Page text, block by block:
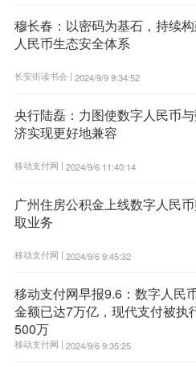
穆长春：以密码为基石，持续
人民币生态安全体系
长安街读书会 | 2024/9/9 9:34:52
央行陆磊：力图使数字人民币
济实现更好地兼容
移动支付网 | 2024/9/6 11:40:14
广州住房公积金上线数字人民
取业务
移动支付网 | 2024/9/6 9:45:32
移动支付网早报9.6：数字人民
金额已达7万亿，现代支付被执
500万
移动支付网 | 2024/9/6 9:35:25